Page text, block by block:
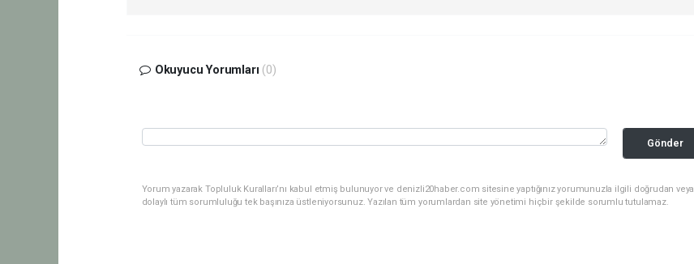
Okuyucu Yorumları (0)
Gönder
Yorum yazarak Topluluk Kuralları’nı kabul etmiş bulunuyor ve denizli20haber.com sitesine yaptığınız yorumunuzla ilgili doğrudan veya
dolaylı tüm sorumluluğu tek başınıza üstleniyorsunuz. Yazılan tüm yorumlardan site yönetimi hiçbir şekilde sorumlu tutulamaz.